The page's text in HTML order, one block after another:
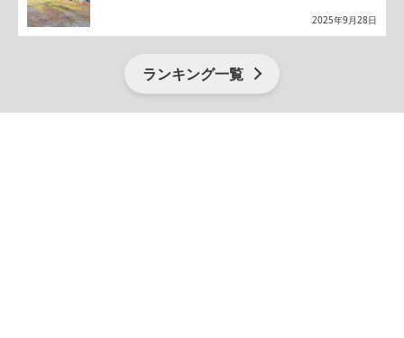
2025年9月28日
ランキング一覧